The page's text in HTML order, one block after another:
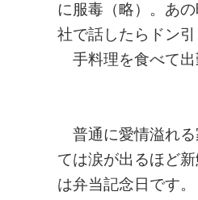
に服毒（略）。あ
社で話したらドン引
手料理を食べて出
普通に愛情溢れる
ては涙が出るほど
は弁当記念日です。